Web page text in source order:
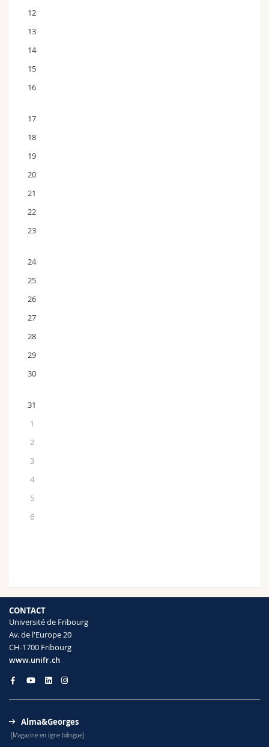
12
13
14
15
16
17
18
19
20
21
22
23
24
25
26
27
28
29
30
31
1
2
3
4
5
6
CONTACT
Université de Fribourg
Av. de l'Europe 20
CH-1700 Fribourg
www.unifr.ch
Alma&Georges
[Magazine en ligne bilingue]